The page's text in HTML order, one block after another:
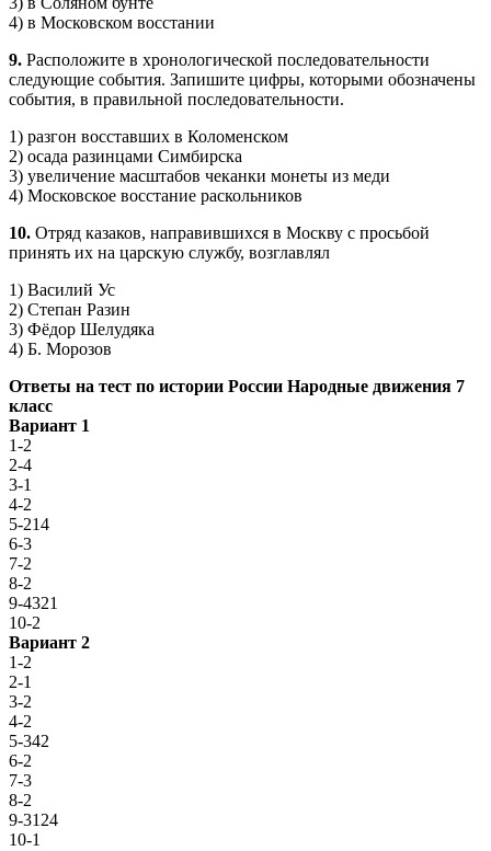
4) в Московском восстании
9. Расположите в хронологической последовательности
следующие события. Запи­шите цифры, которыми обозначены
события, в правильной последовательности.
1) разгон восставших в Коломенском
2) осада разинцами Симбирска
3) увеличение масштабов чеканки монеты из меди
4) Московское восстание раскольников
10. Отряд казаков, направившихся в Москву с просьбой
принять их на царскую службу, возглавлял
1) Василий Ус
2) Степан Разин
3) Фёдор Шелудяка
4) Б. Морозов
Ответы на тест по истории России Народные движения 7
класс
Вариант 1
1-2
2-4
3-1
4-2
5-214
6-3
7-2
8-2
9-4321
10-2
Вариант 2
1-2
2-1
3-2
4-2
5-342
6-2
7-3
8-2
9-3124
10-1